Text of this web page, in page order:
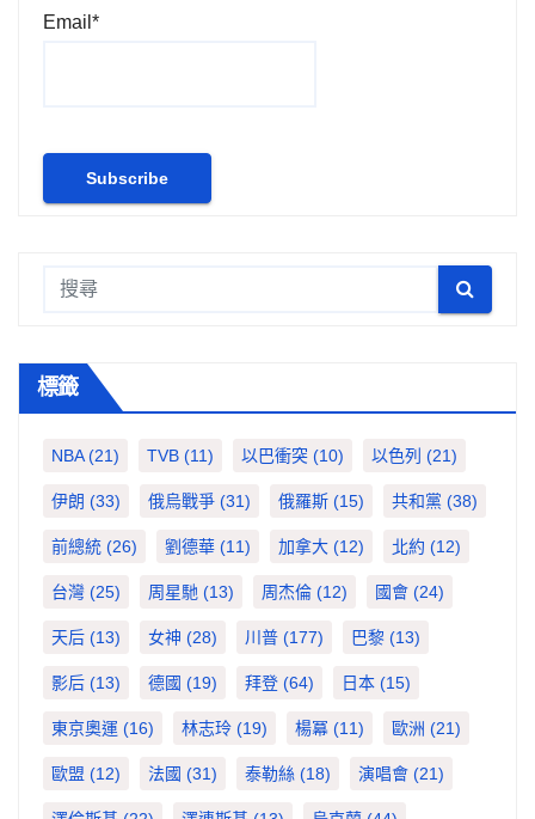
Email*
標籤
NBA(21) TVB (11) 以巴衝突 (10) 以色列 (21)
伊朗 (33) 俄烏戰爭 (31) 俄羅斯 (15) 共和黨 (38)
前總統 (26) 劉德華 (11) 加拿大 (12) 北約 (12)
台灣 (25) 周星馳 (13) 周杰倫 (12) 國會 (24)
天后 (13) 女神 (28) 川普 (177) 巴黎 (13)
影后 (13) 德國 (19) 拜登 (64) 日本 (15)
東京奧運 (16) 林志玲 (19) 楊冪 (11) 歐洲 (21)
歐盟 (12) 法國 (31) 泰勒絲 (18) 演唱會 (21)